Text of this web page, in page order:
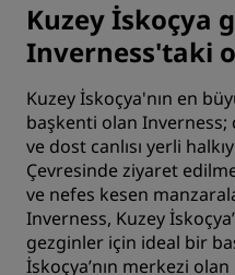
Kuzey İskoçya
Inverness'taki
Kuzey İskoçya'nın en
başkenti olan Inverness;
ve dost canlısı yerli
Çevresinde ziyaret
ve nefes kesen
Inverness, Kuzey
gezginler için ideal bir
İskoçya’nın merkezi